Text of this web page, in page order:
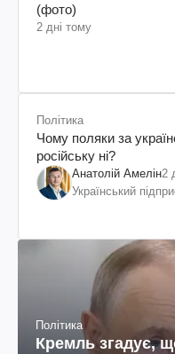
(фото)
2 дні тому
Політика
Чому поляки за
російську ні?
Анатолій Амелін2
Український
Політика
Кремль згадує,